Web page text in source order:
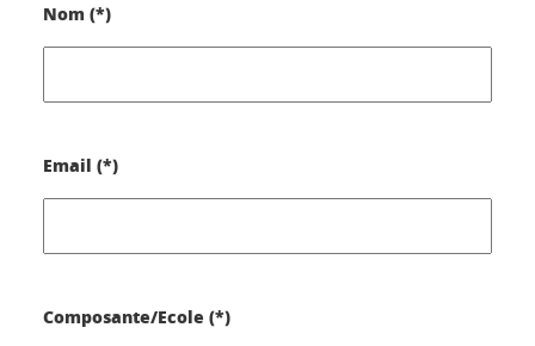
Nom (*)
Email (*)
Composante/Ecole (*)